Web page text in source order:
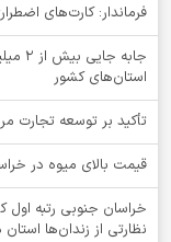
فرماندار: کارت‌های
استان‌های کشور
تأکید بر توسعه تجارت
قیمت بالای میوه در
نظارتی از زندان‌ها